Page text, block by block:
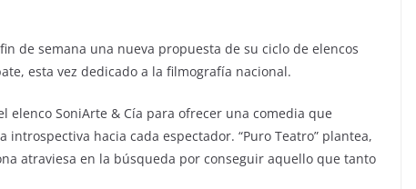
de semana una nueva propuesta de su ciclo de elencos
esta vez dedicado a la filmografía nacional.
elenco SoniArte & Cía para ofrecer una comedia que
hacia cada espectador. “Puro Teatro” plantea,
atraviesa en la búsqueda por conseguir aquello que tanto